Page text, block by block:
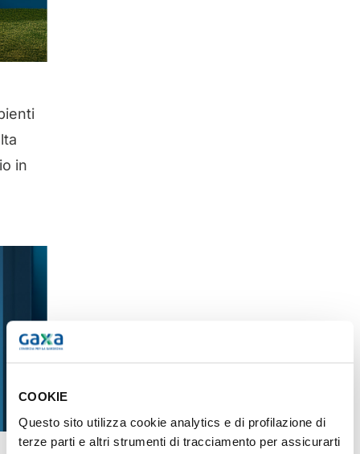
COOKIE
Questo sito utilizza cookie analytics e di profilazione di
terze parti e altri strumenti di tracciamento per assicurarti
in